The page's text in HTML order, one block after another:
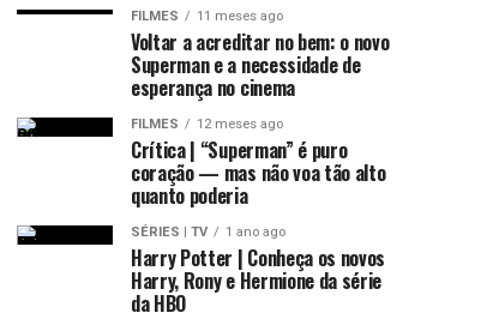
FILMES 11 meses ago
Voltar a acreditar no bem: o novo
Superman e a necessidade de
esperança no cinema
FILMES 12 meses ago
Crítica | “Superman” é puro
coração — mas não voa tão alto
quanto poderia
SÉRIES | TV 1 ano ago
Harry Potter | Conheça os novos
Harry, Rony e Hermione da série
da HBO